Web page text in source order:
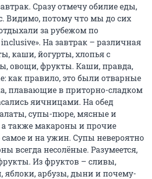
Сразу отмечу обилие еды,
Видимо, потому что мы до сих
за рубежом по
На завтрак – различная
каши, йогурты, хлопья с
овощи, фрукты. Каши, правда,
как правило, это были отварные
плавающие в приторно-сладком
яичницами. На обед
супы-пюре, мясные и
также макароны и прочие
и на ужин. Супы невероятно
всегда несолёные. Разумеется,
Из фруктов – сливы,
яблоки, арбузы, дыни и почему-